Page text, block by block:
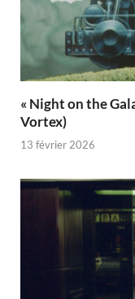
« Night on the
Vortex)
13 février 2026